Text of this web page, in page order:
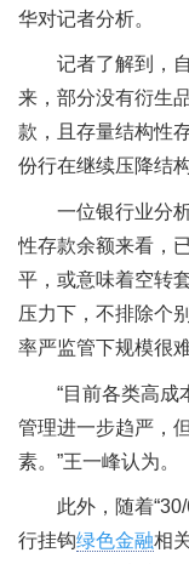
华对记者分析。
记者了解到，
来，部分没有衍生
款，且存量结构性
份行在继续压降结
一位银行业分
性存款余额来看，
平，或意味着空转
压力下，不排除个
率严监管下规模很
“目前各类高成
管理进一步趋严，
素。”王一峰认为。
此外，随着
行挂钩绿色金融相